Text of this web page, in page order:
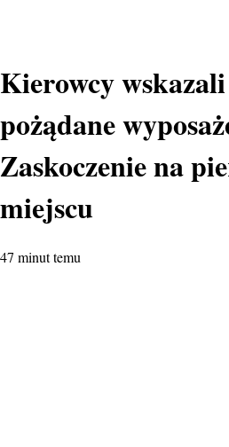
Kierowcy
pożądane
Zaskoczenie na
miejscu
47 minut temu